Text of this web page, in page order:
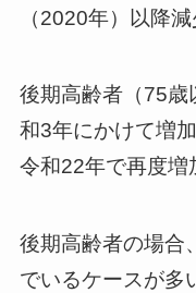
（2020年）以降
後期高齢者（75歳
和3年にかけて増
令和22年で再度増
後期高齢者の場合
でいるケースが多